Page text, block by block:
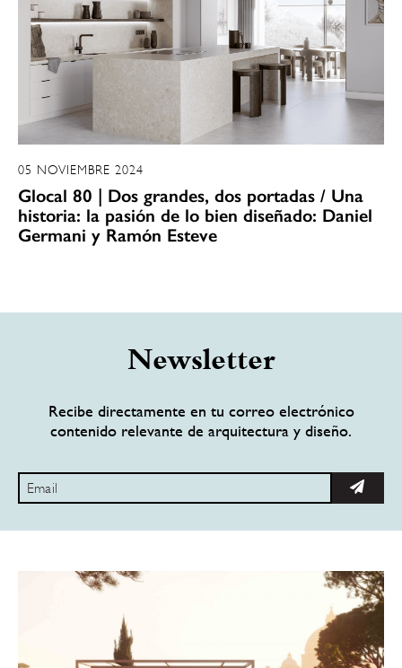
05 NOVIEMBRE 2024
Glocal 80 | Dos grandes, dos portadas / Una
historia: la pasión de lo bien diseñado: Daniel
Germani y Ramón Esteve
Newsletter
Recibe directamente en tu correo electrónico
contenido relevante de arquitectura y diseño.